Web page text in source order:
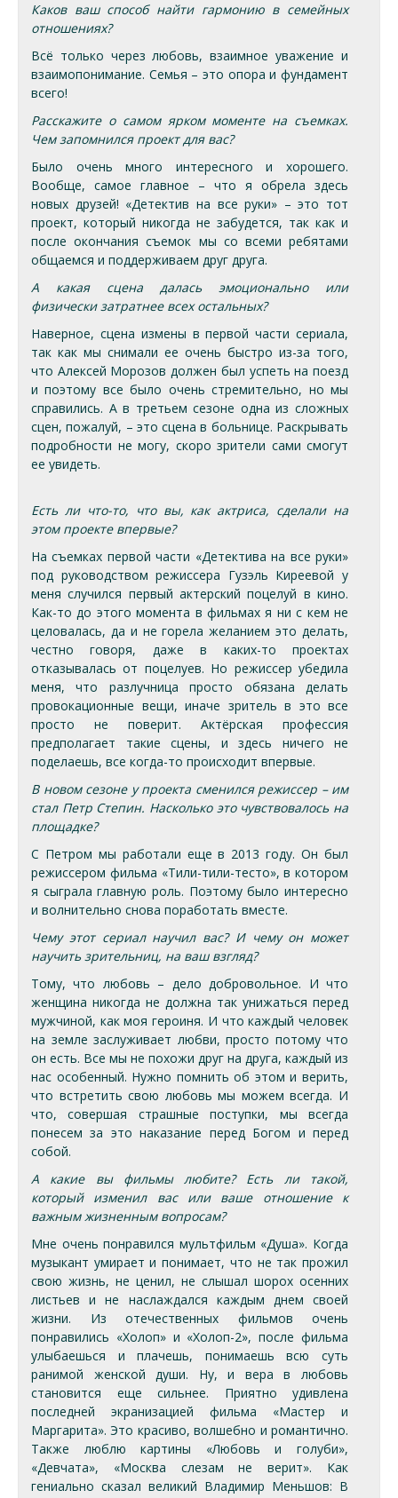
Каков ваш способ найти гармонию в семейных
отношениях?
Всё только через любовь, взаимное уважение и
взаимопонимание. Семья – это опора и фундамент
всего!
Расскажите о самом ярком моменте на съемках.
Чем запомнился проект для вас?
Было очень много интересного и хорошего.
Вообще, самое главное – что я обрела здесь
новых друзей! «Детектив на все руки» – это тот
проект, который никогда не забудется, так как и
после окончания съемок мы со всеми ребятами
общаемся и поддерживаем друг друга.
А какая сцена далась эмоционально или
физически затратнее всех остальных?
Наверное, сцена измены в первой части сериала,
так как мы снимали ее очень быстро из-за того,
что Алексей Морозов должен был успеть на поезд
и поэтому все было очень стремительно, но мы
справились. А в третьем сезоне одна из сложных
сцен, пожалуй, – это сцена в больнице. Раскрывать
подробности не могу, скоро зрители сами смогут
ее увидеть.
Есть ли что-то, что вы, как актриса, сделали на
этом проекте впервые?
На съемках первой части «Детектива на все руки»
под руководством режиссера Гузэль Киреевой у
меня случился первый актерский поцелуй в кино.
Как-то до этого момента в фильмах я ни с кем не
целовалась, да и не горела желанием это делать,
честно говоря, даже в каких-то проектах
отказывалась от поцелуев. Но режиссер убедила
меня, что разлучница просто обязана делать
провокационные вещи, иначе зритель в это все
просто не поверит. Актёрская профессия
предполагает такие сцены, и здесь ничего не
поделаешь, все когда-то происходит впервые.
В новом сезоне у проекта сменился режиссер – им
стал Петр Степин. Насколько это чувствовалось на
площадке?
С Петром мы работали еще в 2013 году. Он был
режиссером фильма «Тили-тили-тесто», в котором
я сыграла главную роль. Поэтому было интересно
и волнительно снова поработать вместе.
Чему этот сериал научил вас? И чему он может
научить зрительниц, на ваш взгляд?
Тому, что любовь – дело добровольное. И что
женщина никогда не должна так унижаться перед
мужчиной, как моя героиня. И что каждый человек
на земле заслуживает любви, просто потому что
он есть. Все мы не похожи друг на друга, каждый из
нас особенный. Нужно помнить об этом и верить,
что встретить свою любовь мы можем всегда. И
что, совершая страшные поступки, мы всегда
понесем за это наказание перед Богом и перед
собой.
А какие вы фильмы любите? Есть ли такой,
который изменил вас или ваше отношение к
важным жизненным вопросам?
Мне очень понравился мультфильм «Душа». Когда
музыкант умирает и понимает, что не так прожил
свою жизнь, не ценил, не слышал шорох осенних
листьев и не наслаждался каждым днем своей
жизни. Из отечественных фильмов очень
понравились «Холоп» и «Холоп-2», после фильма
улыбаешься и плачешь, понимаешь всю суть
ранимой женской души. Ну, и вера в любовь
становится еще сильнее. Приятно удивлена
последней экранизацией фильма «Мастер и
Маргарита». Это красиво, волшебно и романтично.
Также люблю картины «Любовь и голуби»,
«Девчата», «Москва слезам не верит». Как
гениально сказал великий Владимир Меньшов: В